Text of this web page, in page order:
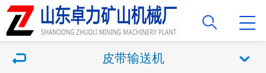
皮带输送机